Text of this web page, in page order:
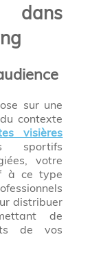
dans
sur une
contexte
visières
sportifs
votre
à ce type
distribuer
de
de vos